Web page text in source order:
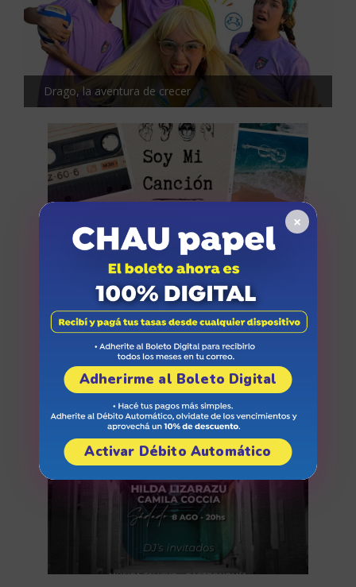
Drago, la aventura de crecer
Soy mi canción
×
Adherirme al Boleto Digital
Activar Débito Automático